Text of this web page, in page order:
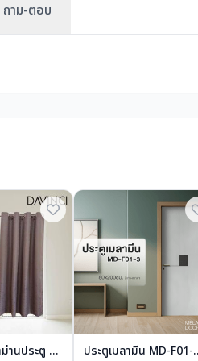
ถาม-ตอบ
DAVINCI ผ้าม่านประตู UV Dimout รุ่น Curvy ขนาด 130 x 220 ซม. สีน้ำตาล ประตูเมลามีน